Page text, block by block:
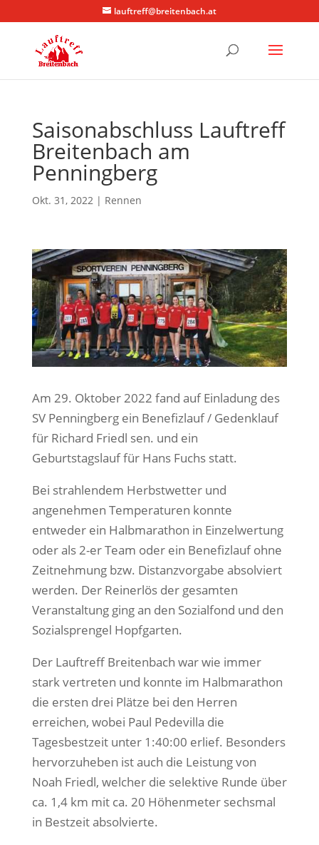
lauftreff@breitenbach.at
Saisonabschluss Lauftreff
Breitenbach am
Penningberg
Okt. 31, 2022| Rennen
Am 29. Oktober 2022 fand auf Einladung des
SV Penningberg ein Benefizlauf / Gedenklauf
für Richard Friedl sen. und ein
Geburtstagslauf für Hans Fuchs statt.
Bei strahlendem Herbstwetter und
angenehmen Temperaturen konnte
entweder ein Halbmarathon in Einzelwertung
oder als 2-er Team oder ein Benefizlauf ohne
Zeitnehmung bzw. Distanzvorgabe absolviert
werden. Der Reinerlös der gesamten
Veranstaltung ging an den Sozialfond und den
Sozialsprengel Hopfgarten.
Der Lauftreff Breitenbach war wie immer
stark vertreten und konnte im Halbmarathon
die ersten drei Plätze bei den Herren
erreichen, wobei Paul Pedevilla die
Tagesbestzeit unter 1:40:00 erlief. Besonders
hervorzuheben ist auch die Leistung von
Noah Friedl, welcher die selektive Runde über
ca. 1,4 km mit ca. 20 Höhenmeter sechsmal
in Bestzeit absolvierte.